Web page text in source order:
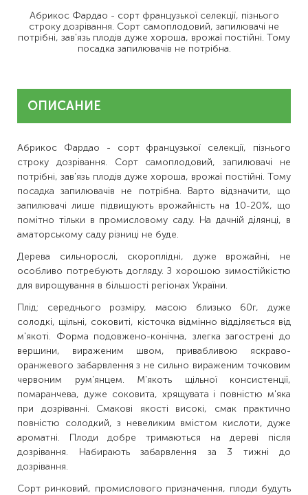
Абрикос Фардао - сорт французької селекції, пізнього
строку дозрівання. Сорт самоплодовий, запилювачі не
потрібні, зав'язь плодів дуже хороша, врожаї постійні. Тому
посадка запилювачів не потрібна.
ОПИСАНИЕ
Абрикос Фардао - сорт французької селекції, пізнього
строку дозрівання. Сорт самоплодовий, запилювачі не
потрібні, зав'язь плодів дуже хороша, врожаї постійні. Тому
посадка запилювачів не потрібна. Варто відзначити, що
запилювачі лише підвищують врожайність на 10-20%, що
помітно тільки в промисловому саду. На дачній ділянці, в
аматорському саду різниці не буде.
Дерева сильнорослі, скороплідні, дуже врожайні, не
особливо потребують догляду. З хорошою зимостійкістю
для вирощування в більшості регіонах України.
Плід: середнього розміру, масою близько 60г, дуже
солодкі, щільні, соковиті, кісточка відмінно відділяється від
м'якоті. Форма подовжено-конічна, злегка загострені до
вершини, вираженим швом, привабливою яскраво-
оранжевого забарвлення з не сильно вираженим точковим
червоним рум'янцем. М'якоть щільної консистенції,
помаранчева, дуже соковита, хрящувата і повністю м'яка
при дозріванні. Смакові якості високі, смак практично
повністю солодкий, з невеликим вмістом кислоти, дуже
ароматні. Плоди добре тримаються на дереві після
дозрівання. Набирають забарвлення за 3 тижні до
дозрівання.
Сорт ринковий, промислового призначення, плоди будуть